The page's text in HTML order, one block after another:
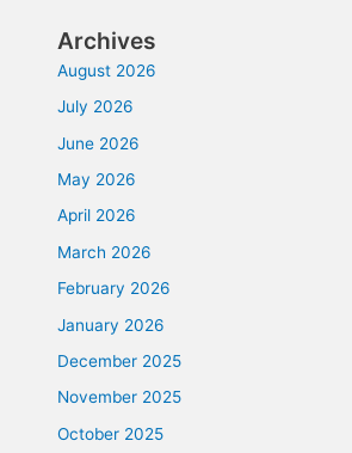
Archives
August 2026
July 2026
June 2026
May 2026
April 2026
March 2026
February 2026
January 2026
December 2025
November 2025
October 2025